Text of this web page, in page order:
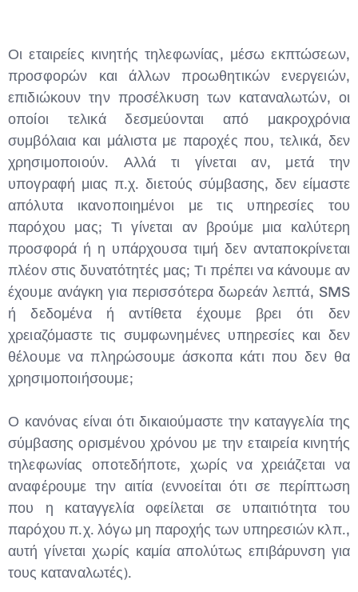
Οι εταιρείες κινητής τηλεφωνίας, μέσω εκπτώσεων,
προσφορών και άλλων προωθητικών ενεργειών,
επιδιώκουν την προσέλκυση των καταναλωτών, οι
οποίοι τελικά δεσμεύονται από μακροχρόνια
συμβόλαια και μάλιστα με παροχές που, τελικά, δεν
χρησιμοποιούν. Αλλά τι γίνεται αν, μετά την
υπογραφή μιας π.χ. διετούς σύμβασης, δεν είμαστε
απόλυτα ικανοποιημένοι με τις υπηρεσίες του
παρόχου μας; Τι γίνεται αν βρούμε μια καλύτερη
προσφορά ή η υπάρχουσα τιμή δεν ανταποκρίνεται
πλέον στις δυνατότητές μας; Τι πρέπει να κάνουμε αν
έχουμε ανάγκη για περισσότερα δωρεάν λεπτά, SMS
ή δεδομένα ή αντίθετα έχουμε βρει ότι δεν
χρειαζόμαστε τις συμφωνημένες υπηρεσίες και δεν
θέλουμε να πληρώσουμε άσκοπα κάτι που δεν θα
χρησιμοποιήσουμε;
Ο κανόνας είναι ότι δικαιούμαστε την καταγγελία της
σύμβασης ορισμένου χρόνου με την εταιρεία κινητής
τηλεφωνίας οποτεδήποτε, χωρίς να χρειάζεται να
αναφέρουμε την αιτία (εννοείται ότι σε περίπτωση
που η καταγγελία οφείλεται σε υπαιτιότητα του
παρόχου π.χ. λόγω μη παροχής των υπηρεσιών κλπ.,
αυτή γίνεται χωρίς καμία απολύτως επιβάρυνση για
τους καταναλωτές).
Type and hit enter